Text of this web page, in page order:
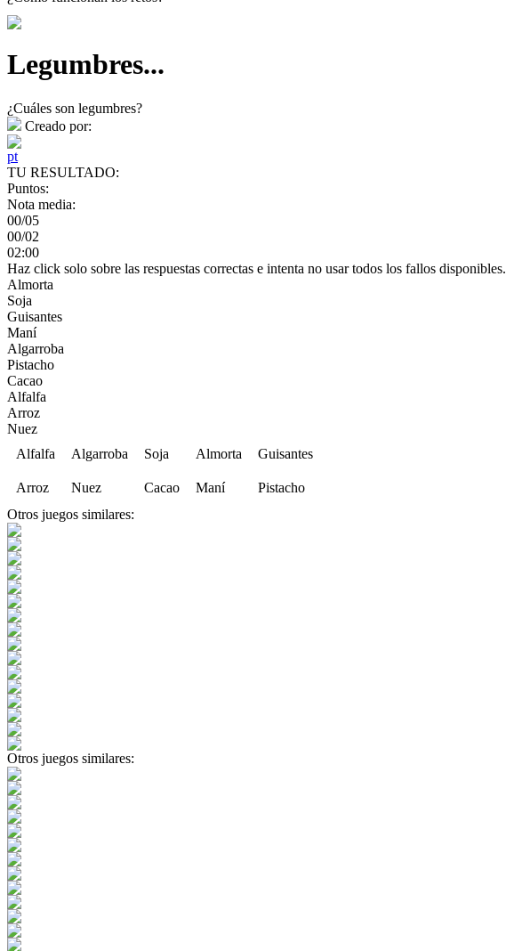
Legumbres...
¿Cuáles son legumbres?
Creado por:
pt
TU RESULTADO:
Puntos:
Nota media:
00/05
00/02
02:00
Haz click solo sobre las respuestas correctas e intenta no usar todos los fallos disponibles.
Almorta
Soja
Guisantes
Maní
Algarroba
Pistacho
Cacao
Alfalfa
Arroz
Nuez
Alfalfa
Algarroba Soja Almorta Guisantes
Arroz Nuez Cacao Maní
Pistacho
Otros juegos similares:
Otros juegos similares: